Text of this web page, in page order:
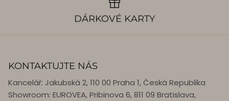
DÁRKOVÉ KARTY
KONTAKTUJTE NÁS
Kancelář: Jakubská 2, 110 00 Praha 1, Česká Republika
Showroom: EUROVEA, Pribinova 6, 811 09 Bratislava,